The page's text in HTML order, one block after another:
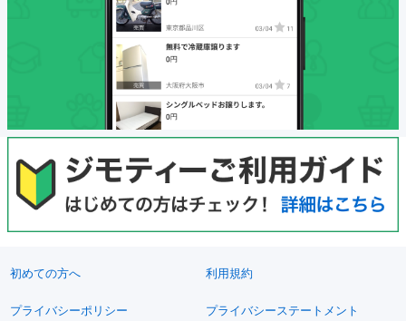
初めての方へ 利用規約
プライバシーポリシー プライバシーステートメント